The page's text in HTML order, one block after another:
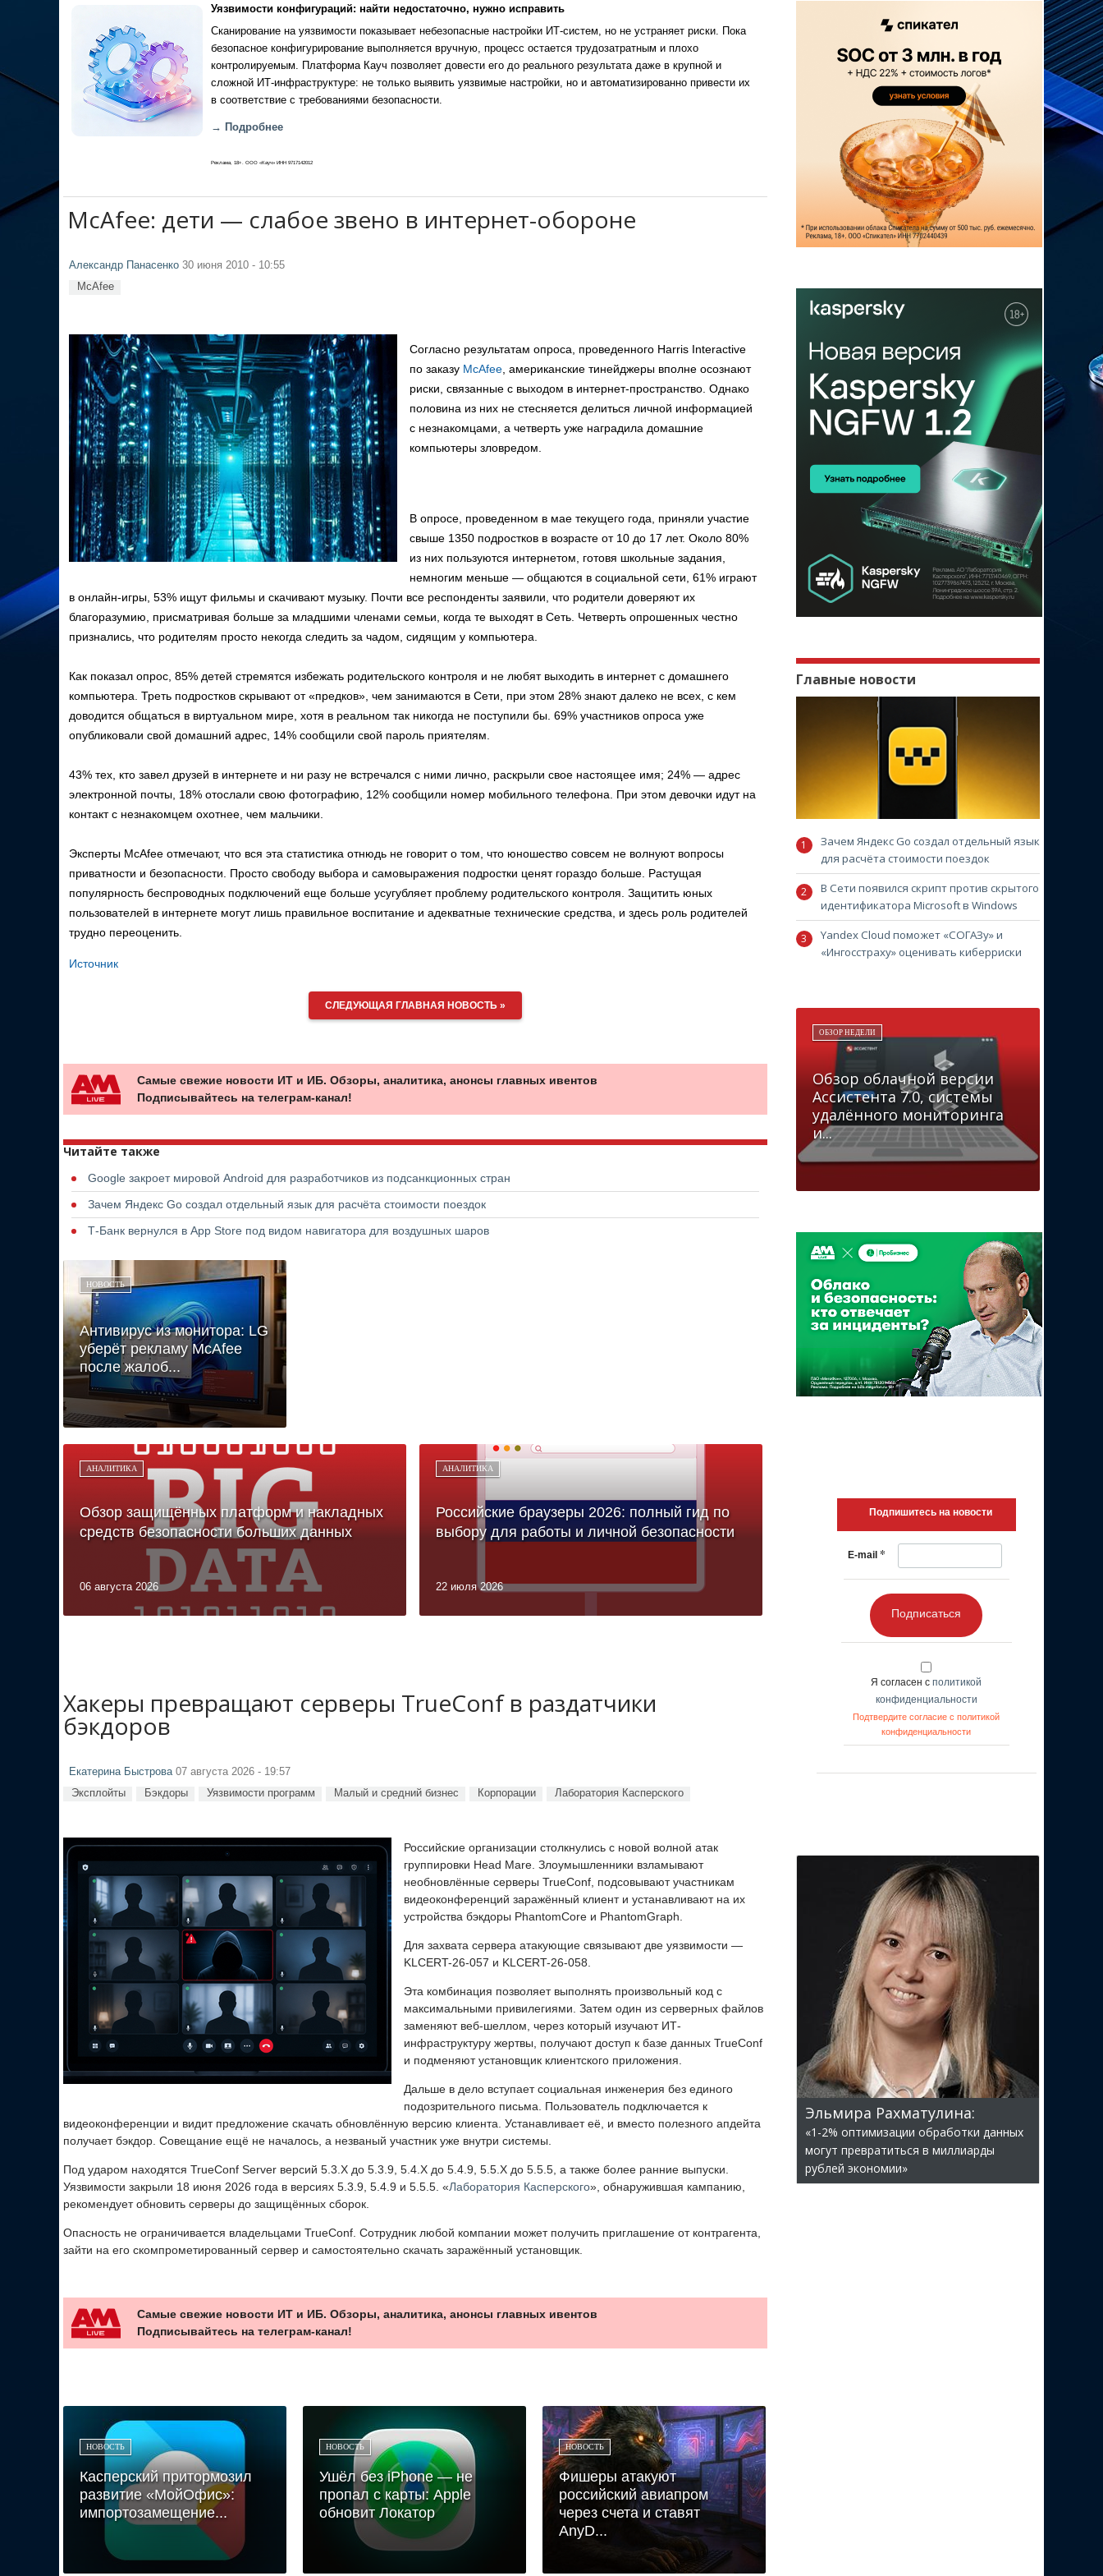
Уязвимости конфигураций: найти недостаточно, нужно исправить
Сканирование на уязвимости показывает небезопасные настройки ИТ-систем, но не устраняет риски. Пока
безопасное конфигурирование выполняется вручную, процесс остается трудозатратным и плохо
контролируемым. Платформа Кауч позволяет довести его до реального результата даже в крупной и
сложной ИТ-инфраструктуре: не только выявить уязвимые настройки, но и автоматизированно привести их
в соответствие с требованиями безопасности.
→ Подробнее
Реклама, 18+. ООО «Кауч» ИНН 9717142012
McAfee: дети — слабое звено в интернет-обороне
Александр Панасенко 30 июня 2010 - 10:55
McAfee
Согласно результатам опроса, проведенного Harris Interactive
по заказу McAfee , американские тинейджеры вполне осознают
риски, связанные с выходом в интернет-пространство. Однако
половина из них не стесняется делиться личной информацией
с незнакомцами, а четверть уже наградила домашние
компьютеры зловредом.
В опросе, проведенном в мае текущего года, приняли участие
свыше 1350 подростков в возрасте от 10 до 17 лет. Около 80%
из них пользуются интернетом, готовя школьные задания,
немногим меньше — общаются в социальной сети, 61% играют
в онлайн-игры, 53% ищут фильмы и скачивают музыку. Почти все респонденты заявили, что родители доверяют их
благоразумию, присматривая больше за младшими членами семьи, когда те выходят в Сеть. Четверть опрошенных честно
признались, что родителям просто некогда следить за чадом, сидящим у компьютера.
Как показал опрос, 85% детей стремятся избежать родительского контроля и не любят выходить в интернет с домашнего
компьютера. Треть подростков скрывают от «предков», чем занимаются в Сети, при этом 28% знают далеко не всех, с кем
доводится общаться в виртуальном мире, хотя в реальном так никогда не поступили бы. 69% участников опроса уже
опубликовали свой домашний адрес, 14% сообщили свой пароль приятелям.
43% тех, кто завел друзей в интернете и ни разу не встречался с ними лично, раскрыли свое настоящее имя; 24% — адрес
электронной почты, 18% отослали свою фотографию, 12% сообщили номер мобильного телефона. При этом девочки идут на
контакт с незнакомцем охотнее, чем мальчики.
Эксперты McAfee отмечают, что вся эта статистика отнюдь не говорит о том, что юношество совсем не волнуют вопросы
приватности и безопасности. Просто свободу выбора и самовыражения подростки ценят гораздо больше. Растущая
популярность беспроводных подключений еще больше усугубляет проблему родительского контроля. Защитить юных
пользователей в интернете могут лишь правильное воспитание и адекватные технические средства, и здесь роль родителей
трудно переоценить.
Источник
СЛЕДУЮЩАЯ ГЛАВНАЯ НОВОСТЬ »
Самые свежие новости ИТ и ИБ. Обзоры, аналитика, анонсы главных ивентов
Подписывайтесь на телеграм-канал!
Читайте также
Google закроет мировой Android для разработчиков из подсанкционных стран
Зачем Яндекс Go создал отдельный язык для расчёта стоимости поездок
Т-Банк вернулся в App Store под видом навигатора для воздушных шаров
НОВОСТЬ
Антивирус из монитора: LG
уберёт рекламу McAfee
после жалоб...
АНАЛИТИКА
Обзор защищённых платформ и накладных
средств безопасности больших данных
06 августа 2026
АНАЛИТИКА
Российские браузеры 2026: полный гид по
выбору для работы и личной безопасности
22 июля 2026
Хакеры превращают серверы TrueConf в раздатчики
бэкдоров
Екатерина Быстрова 07 августа 2026 - 19:57
Эксплойты Бэкдоры Уязвимости программ Малый и средний бизнес Корпорации Лаборатория Касперского
Российские организации столкнулись с новой волной атак
группировки Head Mare. Злоумышленники взламывают
необновлённые серверы TrueConf, подсовывают участникам
видеоконференций заражённый клиент и устанавливают на их
устройства бэкдоры PhantomCore и PhantomGraph.
Для захвата сервера атакующие связывают две уязвимости —
KLCERT-26-057 и KLCERT-26-058.
Эта комбинация позволяет выполнять произвольный код с
максимальными привилегиями. Затем один из серверных файлов
заменяют веб-шеллом, через который изучают ИТ-
инфраструктуру жертвы, получают доступ к базе данных TrueConf
и подменяют установщик клиентского приложения.
Дальше в дело вступает социальная инженерия без единого
подозрительного письма. Пользователь подключается к
видеоконференции и видит предложение скачать обновлённую версию клиента. Устанавливает её, и вместо полезного апдейта
получает бэкдор. Совещание ещё не началось, а незваный участник уже внутри системы.
Под ударом находятся TrueConf Server версий 5.3.X до 5.3.9, 5.4.X до 5.4.9, 5.5.X до 5.5.5, а также более ранние выпуски.
Уязвимости закрыли 18 июня 2026 года в версиях 5.3.9, 5.4.9 и 5.5.5. «Лаборатория Касперского», обнаружившая кампанию,
рекомендует обновить серверы до защищённых сборок.
Опасность не ограничивается владельцами TrueConf. Сотрудник любой компании может получить приглашение от контрагента,
зайти на его скомпрометированный сервер и самостоятельно скачать заражённый установщик.
Самые свежие новости ИТ и ИБ. Обзоры, аналитика, анонсы главных ивентов
Подписывайтесь на телеграм-канал!
НОВОСТЬ
Касперский притормозил
развитие «МойОфис»:
импортозамещение...
НОВОСТЬ
Ушёл без iPhone — не
пропал с карты: Apple
обновит Локатор
НОВОСТЬ
Фишеры атакуют
российский авиапром
через счета и ставят
AnyD...
Главные новости
Зачем Яндекс Go создал отдельный язык
для расчёта стоимости поездок
В Сети появился скрипт против скрытого
идентификатора Microsoft в Windows
Yandex Cloud поможет «СОГАЗу» и
«Ингосстраху» оценивать киберриски
ОБЗОР НЕДЕЛИ
Обзор облачной версии
Ассистента 7.0, системы
удалённого мониторинга
и...
Подпишитесь на новости
E-mail *
Подписаться
Я согласен с политикой
конфиденциальности
Подтвердите согласие с политикой
конфиденциальности
Эльмира Рахматулина:
«1-2% оптимизации обработки данных
могут превратиться в миллиарды
рублей экономии»